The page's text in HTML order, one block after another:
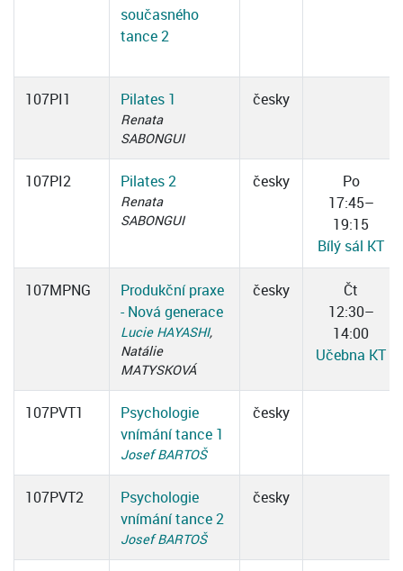
současného
tance 2
107PI1 Pilates 1
Renata
SABONGUI
česky
107PI2 Pilates 2
Renata
SABONGUI
česky
Po
17:45–
19:15
Bílý sál KT
107MPNG
Produkční praxe
- Nová generace
Lucie HAYASHI,
Natálie
MATYSKOVÁ
česky
Čt
12:30–
14:00
Učebna KT
107PVT1
Psychologie
vnímání tance 1
Josef BARTOŠ
česky
107PVT2
Psychologie
vnímání tance 2
Josef BARTOŠ
česky